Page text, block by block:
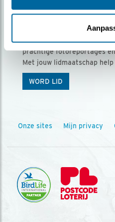
Ontvang 5 x Vogels
Vogels is het tijdschrift
prachtige fotoreportages
Met jouw lidmaatschap
WORD LID
Onze sites Mijn privacy